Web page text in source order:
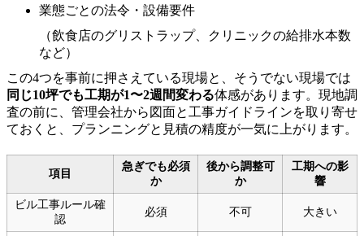
業態ごとの法令・設備要件
（飲食店のグリストラップ、クリニックの給排水本数
など）
この4つを事前に押さえている現場と、そうでない現場では
同じ10坪でも工期が1〜2週間変わる体感があります。現地調
査の前に、管理会社から図面と工事ガイドラインを取り寄せ
ておくと、プランニングと見積の精度が一気に上がります。
項目
急ぎでも必須
か
後から調整可
か
工期への影
響
ビル工事ルール確
認
必須 不可 大きい